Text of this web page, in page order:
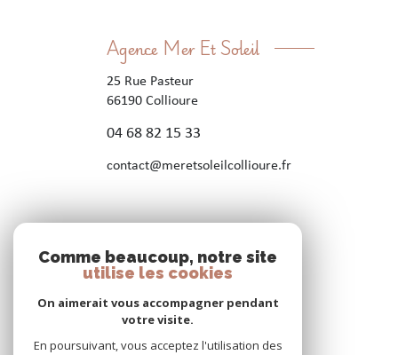
Agence Mer Et Soleil
25 Rue Pasteur
66190 Collioure
04 68 82 15 33
contact@meretsoleilcollioure.fr
Nous suivre
Comme beaucoup, notre site
utilise les cookies
On aimerait vous accompagner pendant
votre visite.
En poursuivant, vous acceptez l'utilisation des